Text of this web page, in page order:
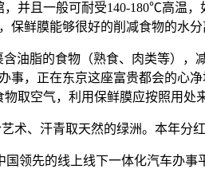
且一般可耐受140-180℃高温，
保鲜膜能够很好的削减食物的水分
脂的食物（熟食、肉类等），
，正在东京这座富贵都会的心
物取空气，利用保鲜膜应按照用处
、汗青取天然的绿洲。本年分
先的线上线下一体化汽车办事